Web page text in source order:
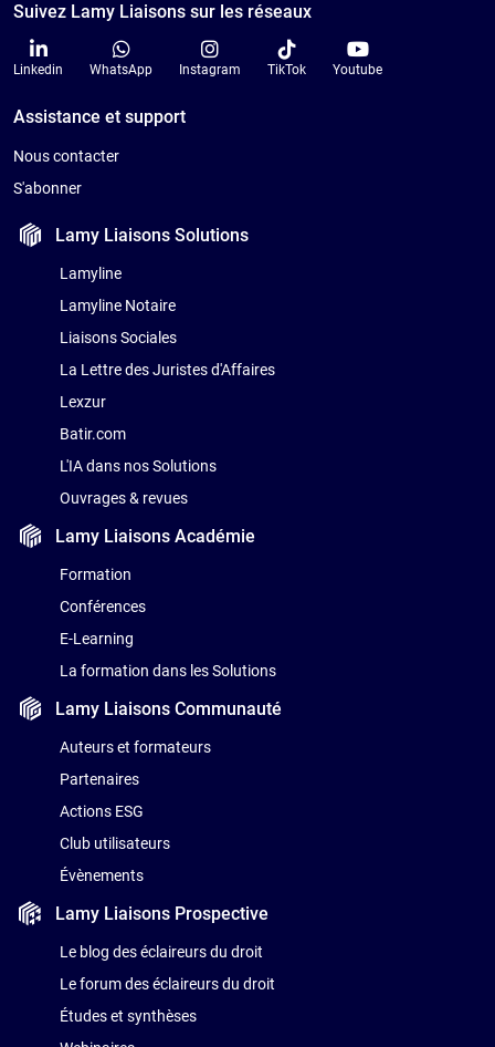
Suivez Lamy Liaisons sur les réseaux
Linkedin WhatsApp Instagram TikTok Youtube
Assistance et support
Nous contacter
S'abonner
Lamy LiaisonsSolutions
Lamyline
Lamyline Notaire
Liaisons Sociales
La Lettre des Juristes d'Affaires
Lexzur
Batir.com
L'IA dans nos Solutions
Ouvrages & revues
Lamy LiaisonsAcadémie
Formation
Conférences
E-Learning
La formation dans les Solutions
Lamy LiaisonsCommunauté
Auteurs et formateurs
Partenaires
Actions ESG
Club utilisateurs
Évènements
Lamy Liaisons Prospective
Le blog des éclaireurs du droit
Le forum des éclaireurs du droit
Études et synthèses